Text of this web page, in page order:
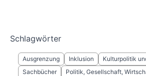
Schlagwörter
Ausgrenzung Inklusion Kulturpolitik
Sachbücher
Politik, Gesellschaft,